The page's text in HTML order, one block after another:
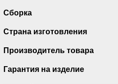
Сборка
Страна изготовления
Производитель товара
Гарантия на изделие